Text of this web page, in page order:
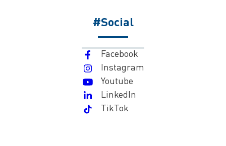
#Social
Facebook
Instagram
Youtube
LinkedIn
TikTok